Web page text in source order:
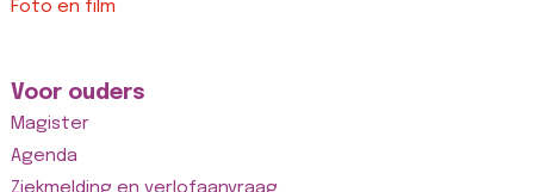
Foto en film
Voor ouders
Magister
Agenda
Ziekmelding en verlofaanvraag